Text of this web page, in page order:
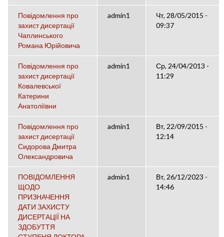
Повідомлення про
захист дисертації
Чаплинського
Романа Юрійовича
admin1
Чт, 28/05/2015 -
09:37
Повідомлення про
захист дисертації
Ковалевської
Катерини
Анатоліївни
admin1
Ср, 24/04/2013 -
11:29
Повідомлення про
захист дисертації
Сидорова Дмитра
Олександровича
admin1
Вт, 22/09/2015 -
12:14
ПОВІДОМЛЕННЯ
ЩОДО
ПРИЗНАЧЕННЯ
ДАТИ ЗАХИСТУ
ДИСЕРТАЦІЇ НА
ЗДОБУТТЯ
admin1
Вт, 26/12/2023 -
14:46